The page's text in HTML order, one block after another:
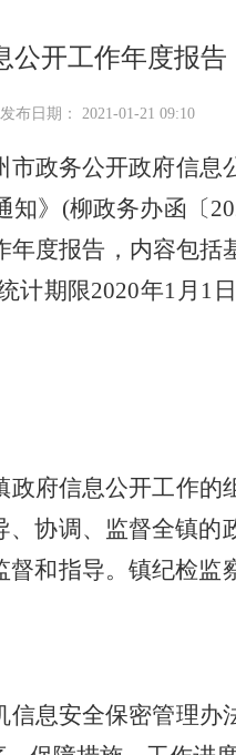
公开工作年度报告
布日期： 2021-01-21 09:10
政务公开政府信
》 (柳政务办函〔
年度报告，内容包
计期限2020年1 月 1
府信息公开工作
协调、监督全镇
和指导。镇纪检监
息安全保密管理